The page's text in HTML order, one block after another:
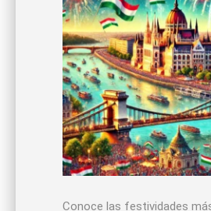
Conoce las festividades